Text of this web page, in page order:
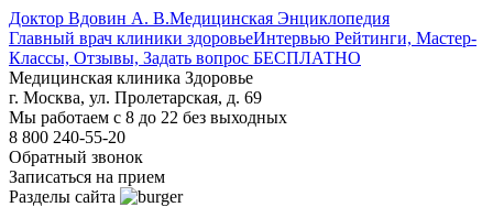
Доктор Вдовин А. В.Медицинская Энциклопедия
Главный врач клиники здоровьеИнтервью Рейтинги, Мастер-
Классы, Отзывы, Задать вопрос БЕСПЛАТНО
Медицинская клиника Здоровье
г. Москва, ул. Пролетарская, д. 69
Мы работаем с 8 до 22 без выходных
8 800 240-55-20
Обратный звонок
Записаться на прием
Разделы сайта